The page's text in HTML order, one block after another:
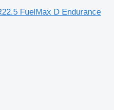
FuelMax D Endurance